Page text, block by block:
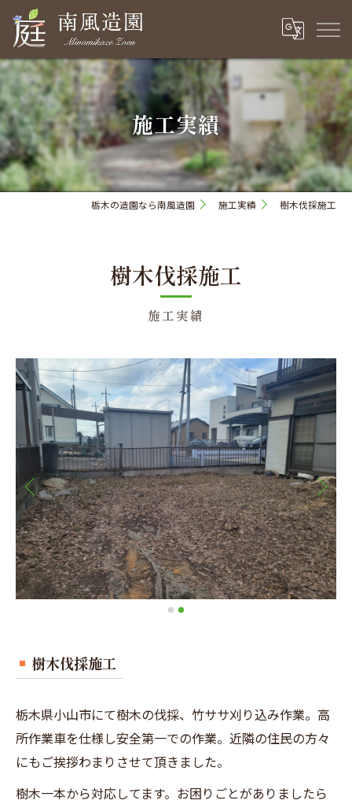
施工実績
栃木の造園なら南風造園 施工実績 樹木伐採施工
施工実績
樹木伐採施工
樹木伐採施工
栃木県小山市にて樹木の伐採、竹ササ刈り込み作業。高
所作業車を仕様し安全第一での作業。近隣の住民の方々
にもご挨拶わまりさせて頂きました。
樹木一本から対応してます。お困りごとがありましたら